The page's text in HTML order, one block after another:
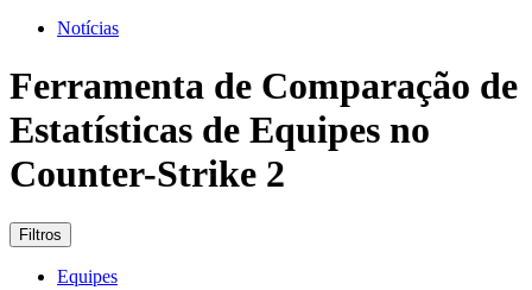
Notícias
Ferramenta de Comparação de
Estatísticas de Equipes no
Counter-Strike 2
Filtros
Equipes